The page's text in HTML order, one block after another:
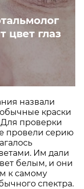
цвет глаз
назвали
краски
проверки
провели серию
Им дали
белым, и они
к самому
спектра.